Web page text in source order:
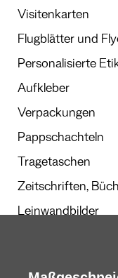
Visitenkarten
Flugblätter und
Personalisierte
Aufkleber
Verpackungen
Pappschachteln
Tragetaschen
Zeitschriften,
Leinwandbilder